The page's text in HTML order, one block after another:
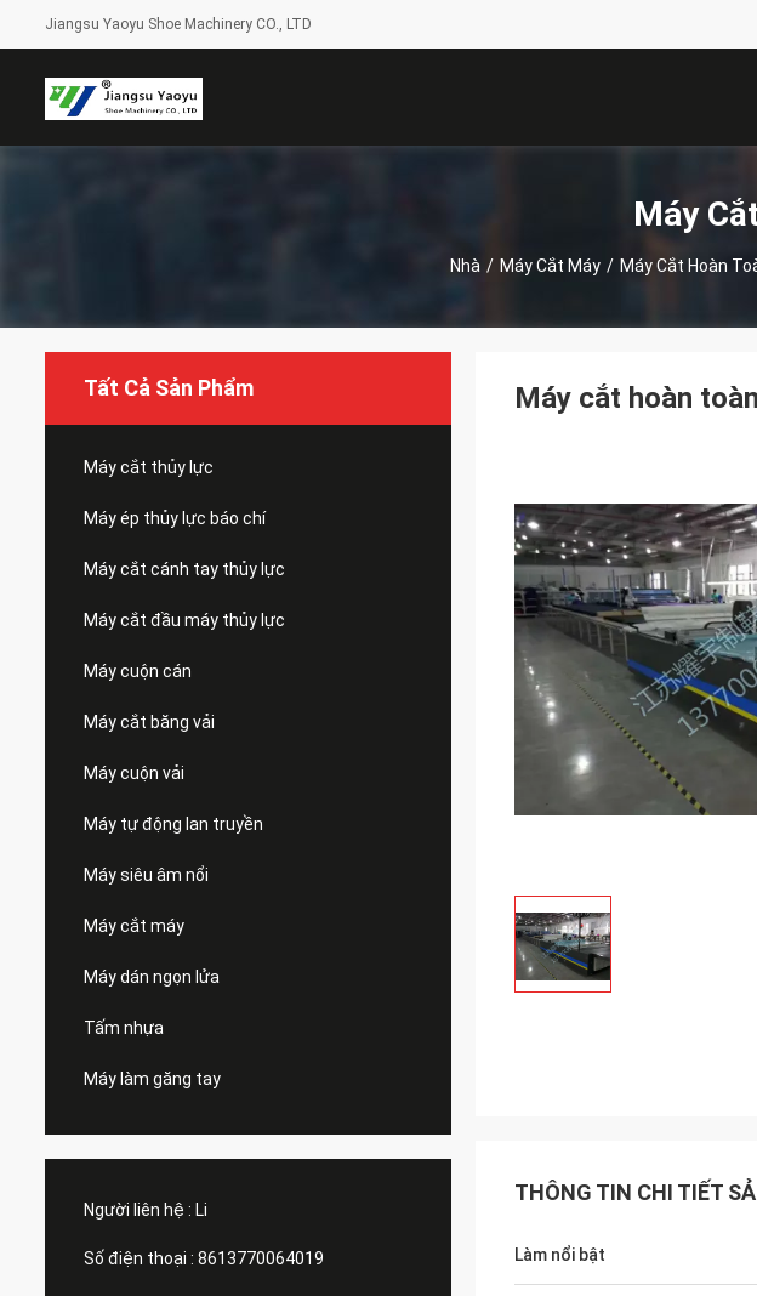
Jiangsu Yaoyu Shoe Machinery CO., LTD
Máy
Nhà / Máy Cắt Máy / Máy Cắt Hoàn
Tất Cả Sản Phẩm
Máy cắt thủy lực
Máy ép thủy lực báo chí
Máy cắt cánh tay thủy lực
Máy cắt đầu máy thủy lực
Máy cuộn cán
Máy cắt băng vải
Máy cuộn vải
Máy tự động lan truyền
Máy siêu âm nổi
Máy cắt máy
Máy dán ngọn lửa
Tấm nhựa
Máy làm găng tay
Người liên hệ : Li
Số điện thoại : 8613770064019
Máy cắt hoàn
THÔNG TIN CHI TIẾT
Làm nổi bật